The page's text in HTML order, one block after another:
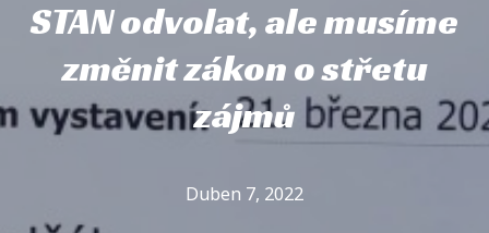
STAN odvolat, ale musíme
změnit zákon o střetu
zájmů
Duben 7, 2022